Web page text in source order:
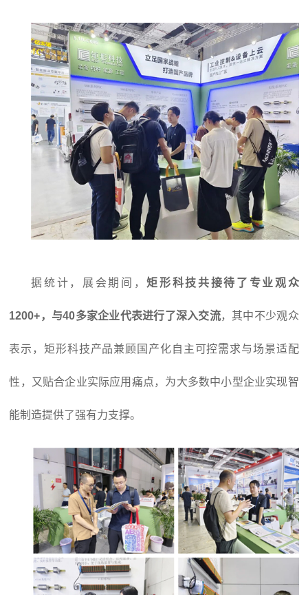
据统计，展会期间，矩形科技共接待了专业观众
1200+，与40多家企业代表进行了深入交流，其中不少观众
表示，矩形科技产品兼顾国产化自主可控需求与场景适配
性，又贴合企业实际应用痛点，为大多数中小型企业实现智
能制造提供了强有力支撑。